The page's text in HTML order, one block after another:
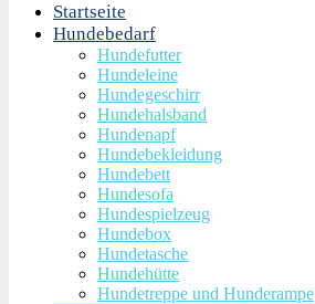
Startseite
Hundebedarf
Hundefutter
Hundeleine
Hundegeschirr
Hundehalsband
Hundenapf
Hundebekleidung
Hundebett
Hundesofa
Hundespielzeug
Hundebox
Hundetasche
Hundehütte
Hundetreppe und Hunderampe